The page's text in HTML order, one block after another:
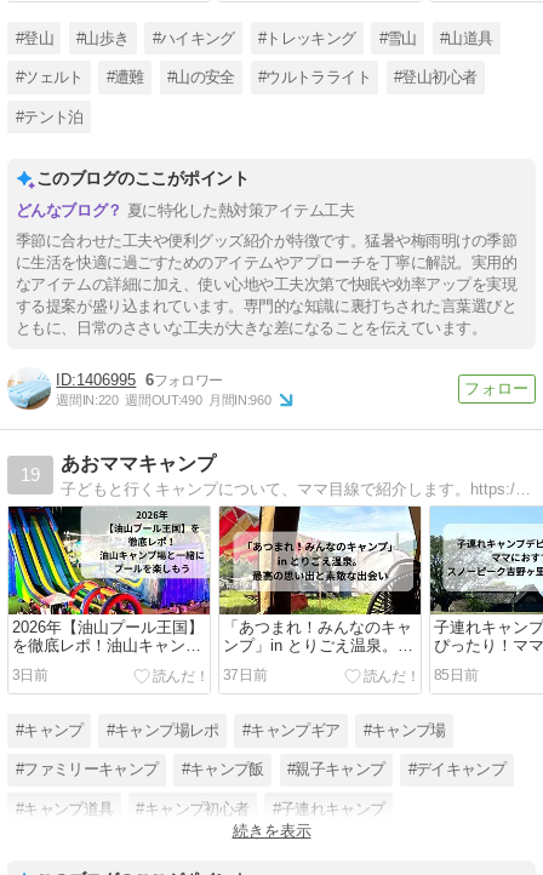
#登山 #山歩き #ハイキング #トレッキング #雪山 #山道具
#ツェルト #遭難 #山の安全 #ウルトラライト #登山初心者
#テント泊
このブログのここがポイント
夏に特化した熱対策アイテム工夫
季節に合わせた工夫や便利グッズ紹介が特徴です。猛暑や梅雨明けの季節
に生活を快適に過ごすためのアイテムやアプローチを丁寧に解説。実用的
なアイテムの詳細に加え、使い心地や工夫次第で快眠や効率アップを実現
する提案が盛り込まれています。専門的な知識に裏打ちされた言葉選びと
ともに、日常のささいな工夫が大きな差になることを伝えています。
1406995 6
週間IN:220 週間OUT:490 月間IN:960
19
あおママキャンプ
子どもと行くキャンプについて、ママ目線で紹介します。https://aomamacamp.com/
2026年【油山プール王国】
を徹底レポ！油山キャンプ
場と一緒にプールを楽しも
う
3日前
「あつまれ！みんなのキャ
ンプ」in とりごえ温泉。最
高の思い出と素敵な出会い
37日前
子連れキャン
ぴったり！マ
したいスノー
里キャンプフ
85日前
#キャンプ #キャンプ場レポ #キャンプギア #キャンプ場
#ファミリーキャンプ #キャンプ飯 #親子キャンプ #デイキャンプ
#キャンプ道具 #キャンプ初心者 #子連れキャンプ
続きを表示